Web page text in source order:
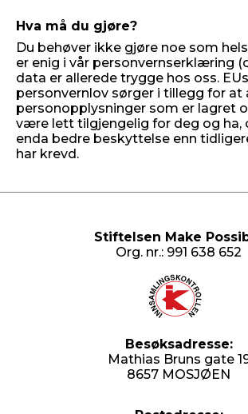
Hva må du gjøre?
Du behøver ikke gjøre noe som
er enig i vår personvernserklæring
data er allerede trygge hos oss. EUs
personvernlov sørger i tillegg for at
personopplysninger som er lagret
være lett tilgjengelig for deg og ha,
enda bedre beskyttelse enn
har krevd.
Stiftelsen Make
Org. nr.: 991 638 652
Besøksadresse:
Mathias Bruns gate
8657 MOSJØEN